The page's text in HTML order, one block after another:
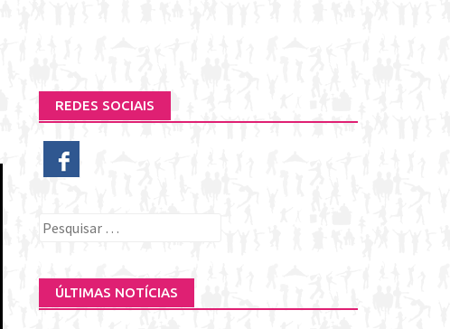
REDES SOCIAIS
Pesquisar
ÚLTIMAS NOTÍCIAS